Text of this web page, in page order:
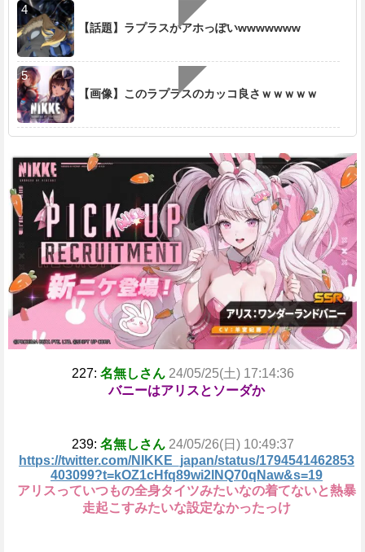
【話題】ラプラスがアホっぽいwwwwwww
【画像】このラプラスのカッコ良さｗｗｗｗｗ
227: 名無しさん 24/05/25(土) 17:14:36
バニーはアリスとソーダか
239: 名無しさん 24/05/26(日) 10:49:37
https://twitter.com/NIKKE_japan/status/1794541462853
403099?t=kOZ1cHfq89wi2lNQ70qNaw&s=19
アリスっていつもの全身タイツみたいなの着てないと熱暴
走起こすみたいな設定なかったっけ